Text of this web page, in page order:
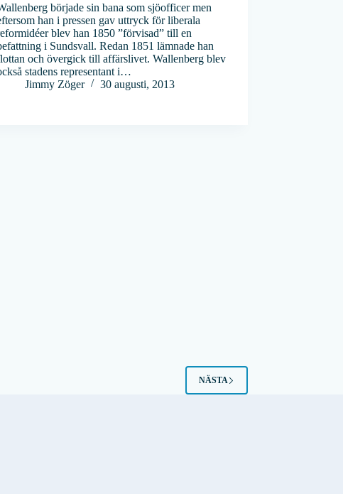
började sin bana som sjöofficer men
han i pressen gav uttryck för liberala
blev han 1850 ”förvisad” till en
i Sundsvall. Redan 1851 lämnade han
och övergick till affärslivet. Wallenberg blev
stadens representant i…
Jimmy Zöger
30 augusti, 2013
NÄSTA